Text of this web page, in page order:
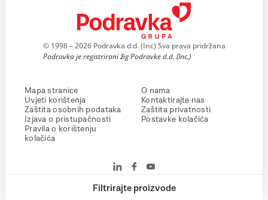
Filtrirajte proizvode
© 1998 – 2026 Podravka d.d. (Inc) Sva prava pridržana
Podravka je registrirani žig Podravke d.d. (Inc.)
Mapa stranice
Uvjeti korištenja
Zaštita osobnih podataka
Izjava o pristupačnosti
Pravila o korištenju
kolačića
O nama
Kontaktirajte nas
Zaštita privatnosti
Postavke kolačića